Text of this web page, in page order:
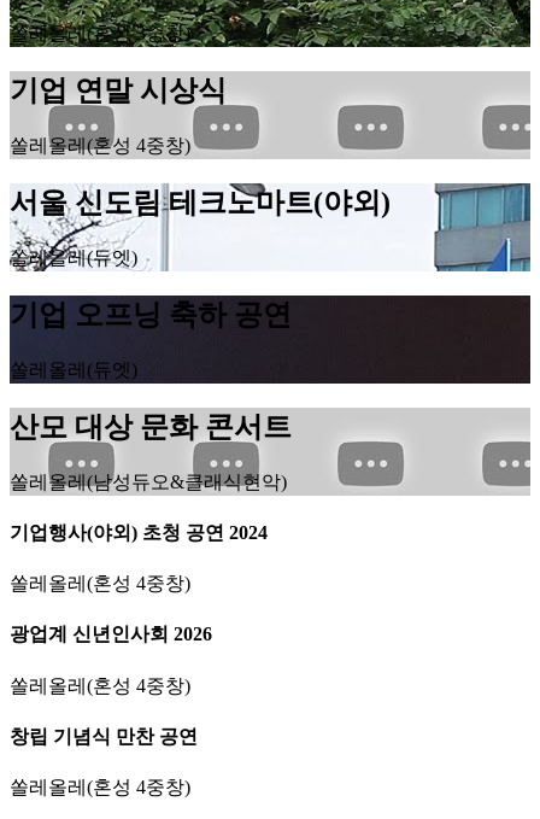
쏠레올레(혼성 3중창)
기업 연말 시상식
쏠레올레(혼성 4중창)
서울 신도림 테크노마트(야외)
쏠레올레(듀엣)
기업 오프닝 축하 공연
쏠레올레(듀엣)
산모 대상 문화 콘서트
쏠레올레(남성듀오&클래식현악)
기업행사(야외) 초청 공연 2024
쏠레올레(혼성 4중창)
광업계 신년인사회 2026
쏠레올레(혼성 4중창)
창립 기념식 만찬 공연
쏠레올레(혼성 4중창)